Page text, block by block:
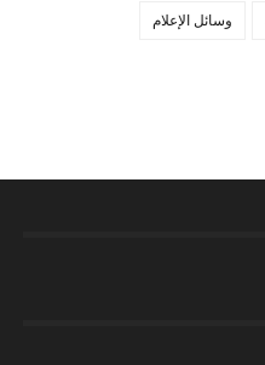
وسائل الإعلام